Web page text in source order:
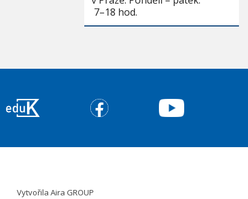
7–18 hod.
VytvořilaAira GROUP